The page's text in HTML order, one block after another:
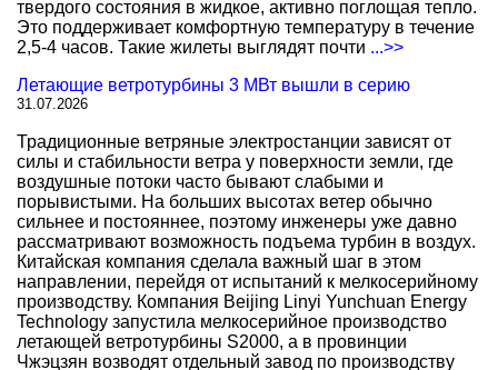
твердого состояния в жидкое, активно поглощая тепло.
Это поддерживает комфортную температуру в течение
2,5-4 часов. Такие жилеты выглядят почти ...>>
Летающие ветротурбины 3 МВт вышли в серию
31.07.2026
Традиционные ветряные электростанции зависят от
силы и стабильности ветра у поверхности земли, где
воздушные потоки часто бывают слабыми и
порывистыми. На больших высотах ветер обычно
сильнее и постояннее, поэтому инженеры уже давно
рассматривают возможность подъема турбин в воздух.
Китайская компания сделала важный шаг в этом
направлении, перейдя от испытаний к мелкосерийному
производству. Компания Beijing Linyi Yunchuan Energy
Technology запустила мелкосерийное производство
летающей ветротурбины S2000, а в провинции
Чжэцзян возводят отдельный завод по производству